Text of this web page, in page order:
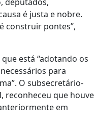
é justa e nobre.
construir pontes”,
está “adotando os
para
O subsecretário-
reconheceu que houve
em